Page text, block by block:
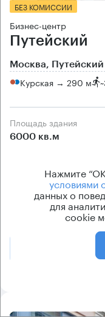
БЕЗ КОМИССИИ
Бизнес-центр
Путейский
Москва, Путейский
Курская → 290 м ~
Площадь здания
6000 кв.м
Кондиционирование
центральное
Нажмите
условиями
данных о
для
cookie